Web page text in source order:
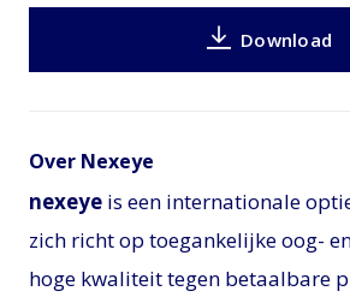
Download
Over Nexeye
nexeye is een internationale
zich richt op toegankelijke oog-
hoge kwaliteit tegen betaalbare